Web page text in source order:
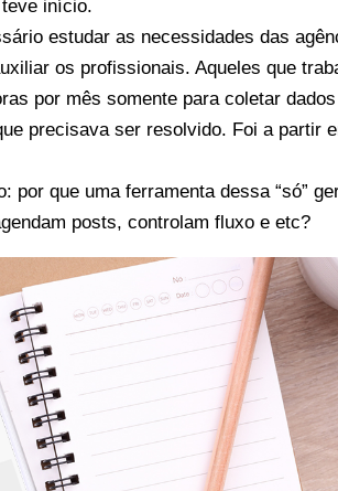
início.
estudar as necessidades das
os profissionais. Aqueles que
por mês somente para coletar
precisava ser resolvido. Foi a partir
por que uma ferramenta dessa “só”
posts, controlam fluxo e etc?